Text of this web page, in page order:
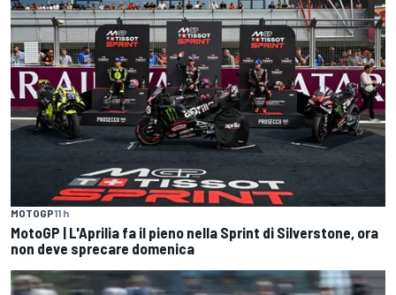
MOTOGP11 h
MotoGP | L'Aprilia fa il pieno nella Sprint di Silverstone, ora
non deve sprecare domenica